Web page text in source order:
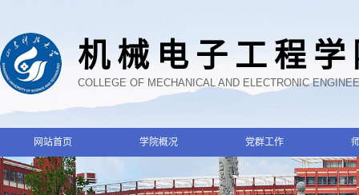
机械电子工程
COLLEGE OF MECHANICAL AND ELECTRONIC
网站首页 学院概况 党群工作